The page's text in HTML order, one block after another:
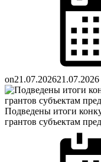
on21.07.202621.07.2026
Подведены итоги
грантов субъектам